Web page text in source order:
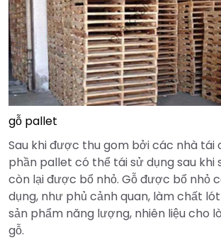
gỗ pallet
Sau khi được thu gom bởi các nhà tái
phần pallet có thể tái sử dụng sau khi
còn lại được bổ nhỏ. Gỗ được bổ nhỏ
dụng, như phủ cảnh quan, làm chất
sản phẩm năng lượng, nhiên liệu cho
gỗ.